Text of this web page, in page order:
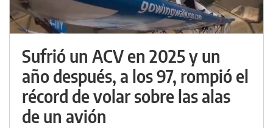
Sufrió un ACV en 2025 y un
año después, a los 97, rompió el
récord de volar sobre las alas
de un avión